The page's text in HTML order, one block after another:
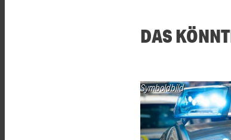
DAS
Symboldbild